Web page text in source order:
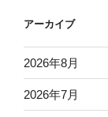
アーカイブ
2026年8月
2026年7月